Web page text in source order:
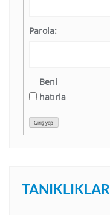
Parola:
Beni
hatırla
Giriş yap
TANIKLIKLAR